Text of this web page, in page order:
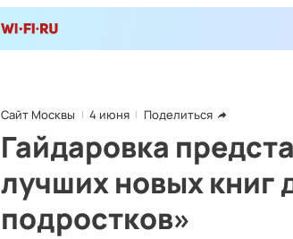
Сайт Москвы 4 июня Поделиться
Гайдаровка
лучших новых книг
подростков»